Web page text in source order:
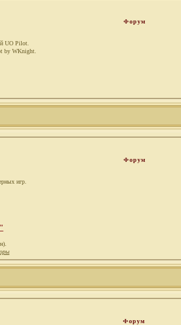
Форум
UO Pilot.
by WKnight.
Форум
игр.
Форум